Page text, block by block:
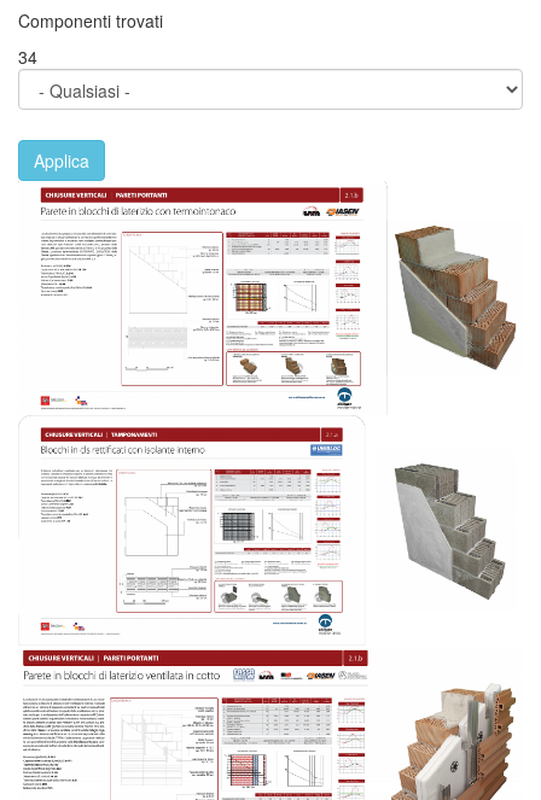
Componenti trovati
34
Applica